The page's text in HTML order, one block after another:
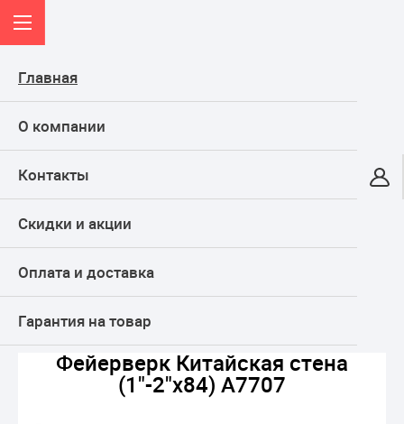
Главная
О компании
Контакты
Скидки и акции
Оплата и доставка
Гарантия на товар
Онлайн-гипермаркет
КАТАЛОГ
Фейерверк Китайская стена (1"-2"х84) A7707
Фейерверк Китайская стена
(1"-2"х84) A7707